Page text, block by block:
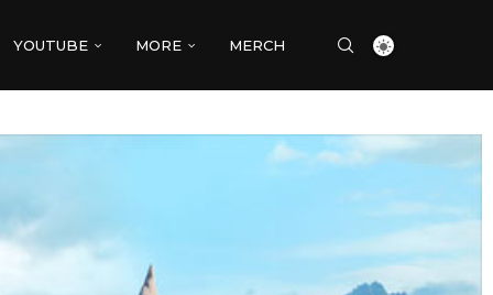
YOUTUBE MORE MERCH